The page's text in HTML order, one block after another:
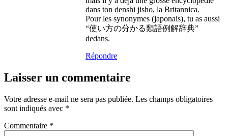
dans ton denshi jisho, la Britannica.
Pour les synonymes (japonais), tu as aussi
“使い方の分かる類語例解辞典”
dedans.
Répondre
Laisser un commentaire
Votre adresse e-mail ne sera pas publiée. Les champs obligatoires
sont indiqués avec *
Commentaire *